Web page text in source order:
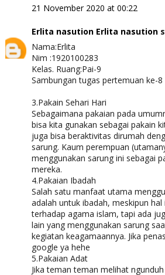
21 November 2020 at 00:22
Erlita nasution Erlita nasution
Nama:Erlita
Nim :1920100283
Kelas. Ruang:Pai-9
Sambungan tugas pertemuan ke-8
3.Pakain Sehari Hari
Sebagaimana pakaian pada
bisa kita gunakan sebagai pakain
juga bisa beraktivitas dirumah
sarung. Kaum perempuan
menggunakan sarung ini sebagai
mereka.
4.Pakaian Ibadah
Salah satu manfaat utama
adalah untuk ibadah, meskipun hal
terhadap agama islam, tapi ada
lain yang menggunakan sarung
kegiatan keagamaannya. Jika
google ya hehe
5.Pakaian Adat
Jika teman teman melihat